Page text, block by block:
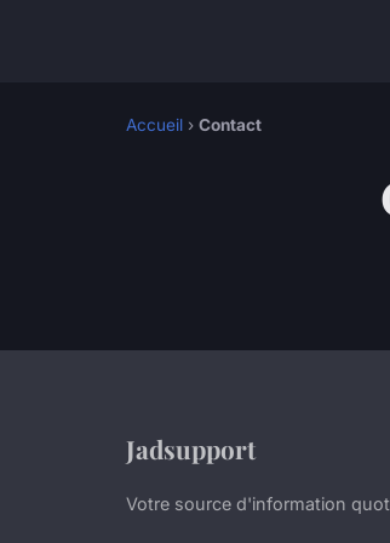
Accueil › Contact
Jadsupport
Votre source d'information